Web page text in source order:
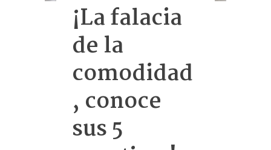
¡La falacia
de la
comodidad
, conoce
sus 5